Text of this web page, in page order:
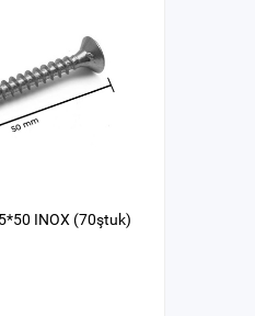
INOX (70ştuk)